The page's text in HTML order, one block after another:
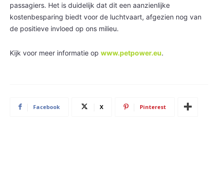
passagiers. Het is duidelijk dat dit een aanzienlijke
kostenbesparing biedt voor de luchtvaart, afgezien nog van
de positieve invloed op ons milieu.
Kijk voor meer informatie op www.petpower.eu.
Facebook X Pinterest